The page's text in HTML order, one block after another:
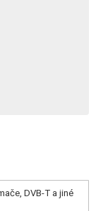
DVB-T a jiné